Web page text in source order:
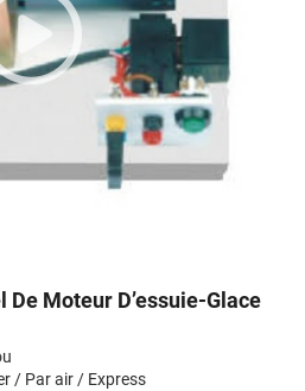
Moteur D’essuie-Glace
/ Par air / Express